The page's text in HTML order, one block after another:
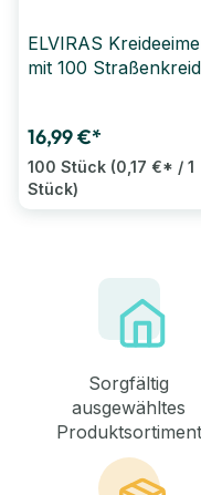
ELVIRAS
mit 100
16,99 €*
100 Stück (0,17 €* / 1
Stück)
Sorgfältig
ausgewähltes
Produktsortiment